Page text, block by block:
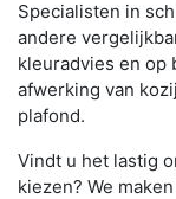
Specialisten in
andere
kleuradvies en op
afwerking van
plafond.
Vindt u het lastig
kiezen? We